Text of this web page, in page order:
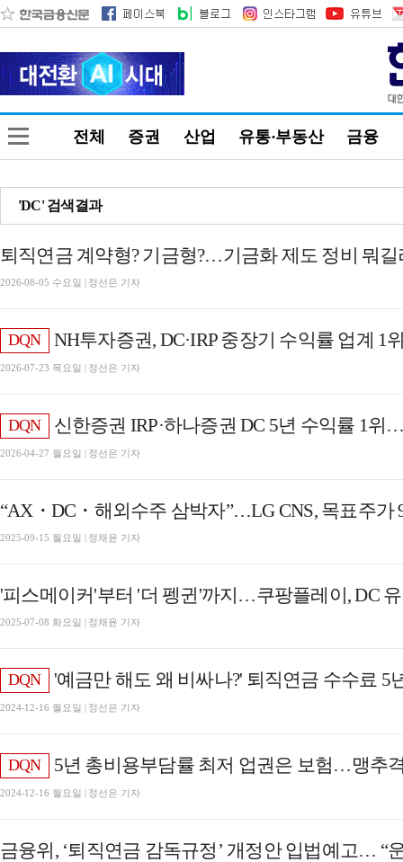
전체 증권 산업 유통·부동산 금융
'DC' 검색결과
퇴직연금 계약형? 기금형?…기금화 제도 정비 뭐
2026-08-05 수요일 | 정선은 기자
DQN NH투자증권, DC·IRP 중장기 수익률 업계 1위…'ETF 효과' 증권 적
2026-07-23 목요일 | 정선은 기자
DQN 신한증권 IRP·하나증권 DC 5년 수익률 1위…'ETF 효과' 증권
2026-04-27 월요일 | 정선은 기자
“AX・DC・해외수주 삼박자”…LG CNS, 목표주가
2025-09-15 월요일 | 정채윤 기자
'피스메이커'부터 '더 펭귄'까지…쿠팡플레이, DC
2025-07-08 화요일 | 정채윤 기자
DQN '예금만 해도 왜 비싸나?' 퇴직연금 수수료 5년간 6조…국민·신한 등 적
2024-12-16 월요일 | 정선은 기자
DQN 5년 총비용부담률 최저 업권은 보험…맹추격 증권, 비대면
2024-12-16 월요일 | 정선은 기자
금융위, ‘퇴직연금 감독규정’ 개정안 입법예고… “